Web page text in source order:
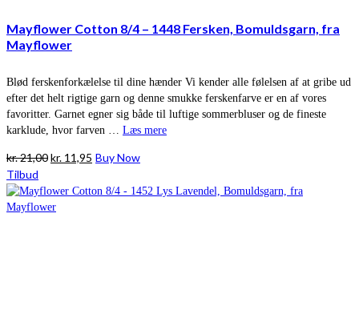
Mayflower Cotton 8/4 – 1448 Fersken, Bomuldsgarn, fra
Mayflower
Blød ferskenforkælelse til dine hænder Vi kender alle følelsen af at gribe ud
efter det helt rigtige garn og denne smukke ferskenfarve er en af vores
favoritter. Garnet egner sig både til luftige sommerbluser og de fineste
karklude, hvor farven … Læs mere
kr.21,00Den
pris
var:
kr. 11,95 Den
pris
Buy Now
Tilbud